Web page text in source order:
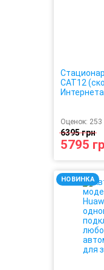
CAT12
Оценок: 253
6395 грн
5795
НОВИНКА